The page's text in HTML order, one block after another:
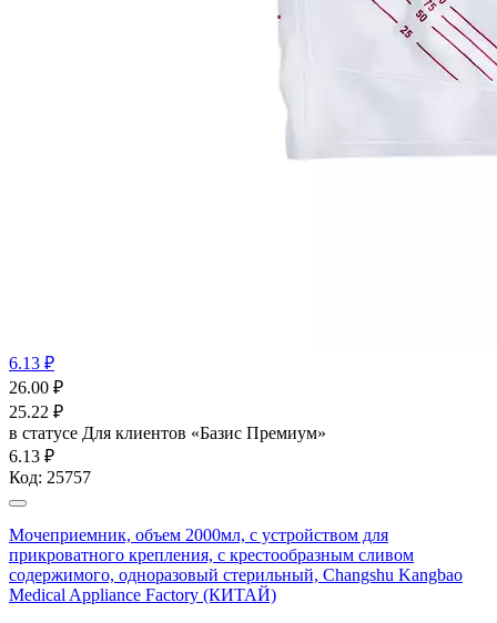
6.13 ₽
26.00 ₽
25.22 ₽
в статусе Для клиентов «Базис Премиум»
6.13 ₽
Код: 25757
Мочеприемник, объем 2000мл, с устройством для
прикроватного крепления, с крестообразным сливом
содержимого, одноразовый стерильный, Changshu Kangbao
Medical Appliance Factory (КИТАЙ)